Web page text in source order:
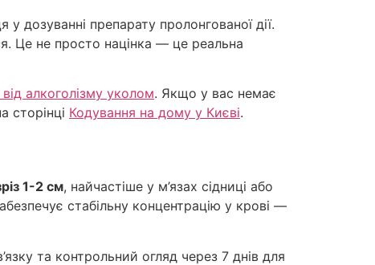
дозуванні препарату пролонгованої дії.
Це не просто націнка — це реальна
алкоголізму уколом. Якщо у вас немає
сторінці Кодування на дому у Києві.
1-2 см, найчастіше у м’язах сідниці або
стабільну концентрацію у крові —
та контрольний огляд через 7 днів для